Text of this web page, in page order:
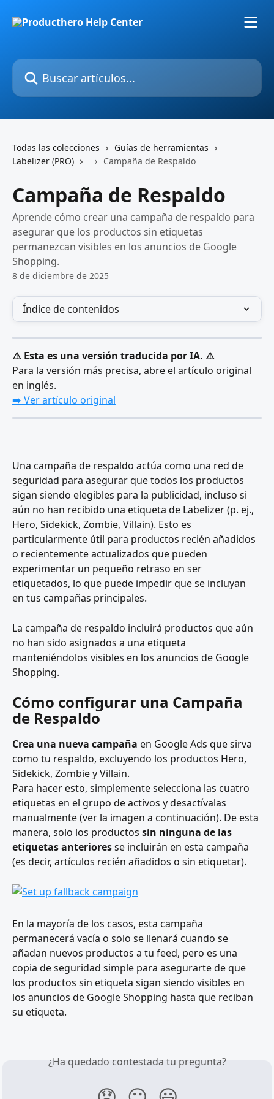
Buscar artículos...
Todas las colecciones
Guías de herramientas
Labelizer (PRO)
Campaña de Respaldo
Campaña de Respaldo
Aprende cómo crear una campaña de respaldo para
asegurar que los productos sin etiquetas
permanezcan visibles en los anuncios de Google
Shopping.
8 de diciembre de 2025
Índice de contenidos
⚠️ Esta es una versión traducida por IA. ⚠️
Para la versión más precisa, abre el artículo original
en inglés.
➡️ Ver artículo original
Una campaña de respaldo actúa como una red de
seguridad para asegurar que todos los productos
sigan siendo elegibles para la publicidad, incluso si
aún no han recibido una etiqueta de Labelizer (p. ej.,
Hero, Sidekick, Zombie, Villain). Esto es
particularmente útil para productos recién añadidos
o recientemente actualizados que pueden
experimentar un pequeño retraso en ser
etiquetados, lo que puede impedir que se incluyan
en tus campañas principales.
La campaña de respaldo incluirá productos que aún
no han sido asignados a una etiqueta
manteniéndolos visibles en los anuncios de Google
Shopping.
Cómo configurar una Campaña
de Respaldo
Crea una nueva campaña en Google Ads que sirva
como tu respaldo, excluyendo los productos Hero,
Sidekick, Zombie y Villain.
Para hacer esto, simplemente selecciona las cuatro
etiquetas en el grupo de activos y desactívalas
manualmente (ver la imagen a continuación). De esta
manera, solo los productos sin ninguna de las
etiquetas anteriores se incluirán en esta campaña
(es decir, artículos recién añadidos o sin etiquetar).
En la mayoría de los casos, esta campaña
permanecerá vacía o solo se llenará cuando se
añadan nuevos productos a tu feed, pero es una
copia de seguridad simple para asegurarte de que
los productos sin etiqueta sigan siendo visibles en
los anuncios de Google Shopping hasta que reciban
su etiqueta.
¿Ha quedado contestada tu pregunta?